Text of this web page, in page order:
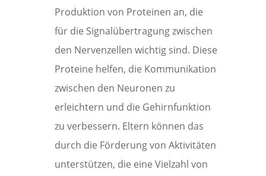
Produktion von Proteinen an, die
für die Signalübertragung zwischen
den Nervenzellen wichtig sind. Diese
Proteine helfen, die Kommunikation
zwischen den Neuronen zu
erleichtern und die Gehirnfunktion
zu verbessern. Eltern können das
durch die Förderung von Aktivitäten
unterstützen, die eine Vielzahl von